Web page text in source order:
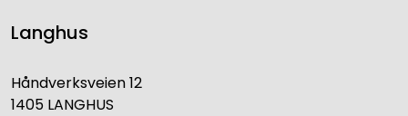
Langhus
Håndverksveien 12
1405 LANGHUS